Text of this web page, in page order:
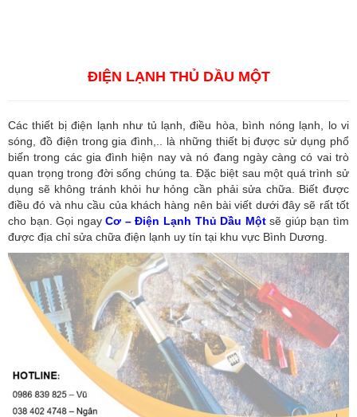
ĐIỆN LẠNH THỦ DẦU MỘT
Các thiết bị điện lạnh như tủ lạnh, điều hòa, bình nóng lạnh, lo vi
sóng, đồ điện trong gia đình,.. là những thiết bị được sử dụng phổ
biến trong các gia đình hiện nay và nó đang ngày càng có vai trò
quan trọng trong đời sống chúng ta. Đặc biệt sau một quá trình sử
dụng sẽ không tránh khỏi hư hỏng cần phải sửa chữa. Biết được
điều đó và nhu cầu của khách hàng nên bài viết dưới đây sẽ rất tốt
cho bạn. Gọi ngayCơ – Điện Lạnh Thủ Dầu Một sẽ giúp bạn tìm
được địa chỉ sửa chữa điện lạnh uy tín tại khu vực Bình Dương.